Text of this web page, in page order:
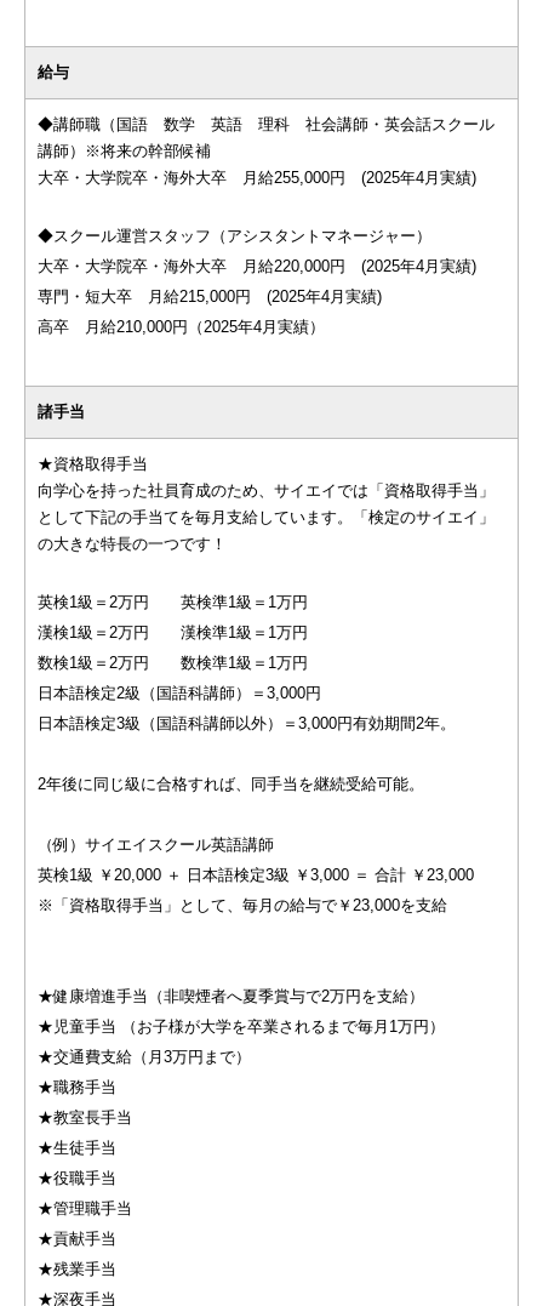
給与
◆講師職（国語 数学 英語 理科 社会講師・英会話スクール
講師）※将来の幹部候補
大卒・大学院卒・海外大卒 月給255,000円 (2025年4月実績)
◆スクール運営スタッフ（アシスタントマネージャー）
大卒・大学院卒・海外大卒 月給220,000円 (2025年4月実績)
専門・短大卒 月給215,000円 (2025年4月実績)
高卒 月給210,000円（2025年4月実績）
諸手当
★資格取得手当
向学心を持った社員育成のため、サイエイでは「資格取得手当」
として下記の手当てを毎月支給しています。「検定のサイエイ」
の大きな特長の一つです！
英検1級＝2万円 英検準1級＝1万円
漢検1級＝2万円 漢検準1級＝1万円
数検1級＝2万円 数検準1級＝1万円
日本語検定2級（国語科講師）＝3,000円
日本語検定3級（国語科講師以外）＝3,000円有効期間2年。
2年後に同じ級に合格すれば、同手当を継続受給可能。
（例）サイエイスクール英語講師
英検1級 ￥20,000 ＋ 日本語検定3級 ￥3,000 ＝ 合計 ￥23,000
※「資格取得手当」として、毎月の給与で￥23,000を支給
★健康増進手当（非喫煙者へ夏季賞与で2万円を支給）
★児童手当 （お子様が大学を卒業されるまで毎月1万円）
★交通費支給（月3万円まで）
★職務手当
★教室長手当
★生徒手当
★役職手当
★管理職手当
★貢献手当
★残業手当
★深夜手当